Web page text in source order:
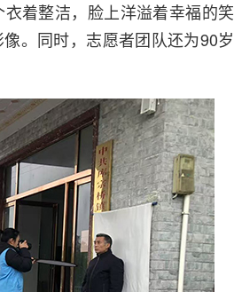
着整洁，脸上洋溢着幸福的笑
。同时，志愿者团队还为90岁